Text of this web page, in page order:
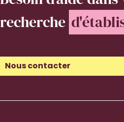
recherche
Nous contacter